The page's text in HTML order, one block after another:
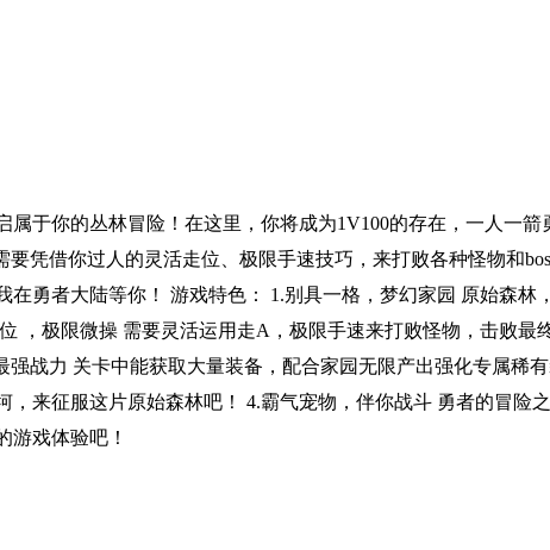
于你的丛林冒险！在这里，你将成为1V100的存在，一人一
凭借你过人的灵活走位、极限手速技巧，来打败各种怪物和
勇者大陆等你！ 游戏特色： 1.别具一格，梦幻家园 原始森
，极限微操 需要灵活运用走A，极限手速来打败怪物，击败最
战力 关卡中能获取大量装备，配合家园无限产出强化专属稀
来征服这片原始森林吧！ 4.霸气宠物，伴你战斗 勇者的冒险
游戏体验吧！